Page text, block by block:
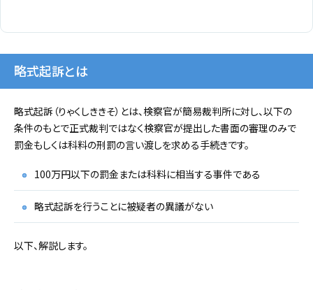
略式起訴とは
略式起訴（りゃくしききそ）とは、検察官が簡易裁判所に対し、以下の
条件のもとで正式裁判ではなく検察官が提出した書面の審理のみで
罰金もしくは科料の刑罰の言い渡しを求める手続きです。
100万円以下の罰金または科料に相当する事件である
略式起訴を行うことに被疑者の異議がない
以下、解説します。